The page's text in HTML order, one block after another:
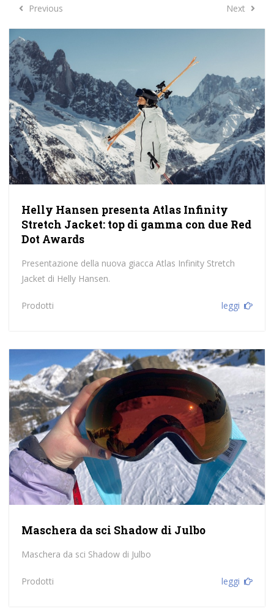
PreviousPrevious Next
Helly Hansen presenta Atlas Infinity
Stretch Jacket: top di gamma con due Red
Dot Awards
Presentazione della nuova giacca Atlas Infinity Stretch
Jacket di Helly Hansen.
Prodotti leggi
Maschera da sci Shadow di Julbo
Maschera da sci Shadow di Julbo
Prodotti leggi